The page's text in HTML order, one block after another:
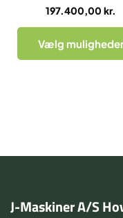
197.400,00 kr.
Vælg
J-Maskiner A/S